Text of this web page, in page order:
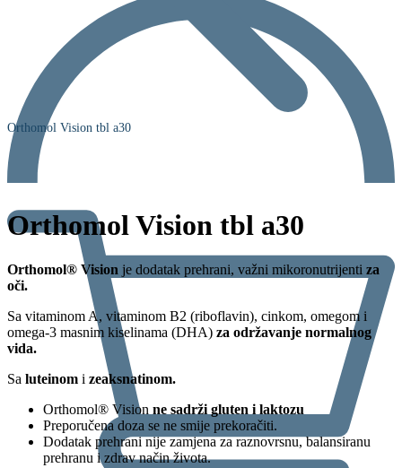
Orthomol Vision tbl a30
Orthomol Vision tbl a30
Orthomol® Vision je dodatak prehrani, važni mikoronutrijenti za
oči.
Sa vitaminom A, vitaminom B2 (riboflavin), cinkom, omegom i
omega-3 masnim kiselinama (DHA) za održavanje normalnog
vida.
Sa luteinom i zeaksnatinom.
Orthomol® Vision ne sadrži gluten i laktozu
Preporučena doza se ne smije prekoračiti.
Dodatak prehrani nije zamjena za raznovrsnu, balansiranu
prehranu i zdrav način života.